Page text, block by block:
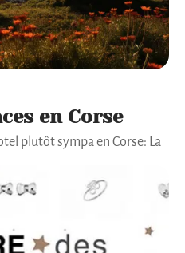
en Corse
plutôt sympa en Corse: La